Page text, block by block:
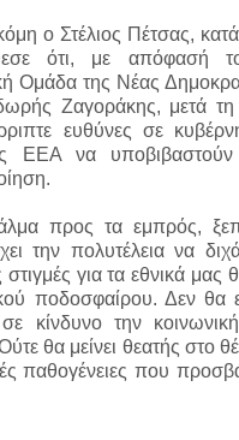
ο Στέλιος Πέτσας,
ότι, με απόφασή
Ομάδα της Νέας
Ζαγοράκης, μετά
ευθύνες σε
ΕΕΑ να
προς τα εμπρός,
την πολυτέλεια να
για τα εθνικά
ποδοσφαίρου. Δεν θα
κίνδυνο την
θα μείνει θεατής στο
παθογένειες που